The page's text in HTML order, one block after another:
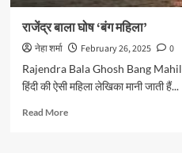
राजेंद्र बाला घोष ‘बंग महिला’
नेहा शर्मा February 26, 2025
0
Rajendra Bala Ghosh Bang Mahila
हिंदी की ऐसी महिला लेखिका मानी जाती हैं...
Read MoreRead